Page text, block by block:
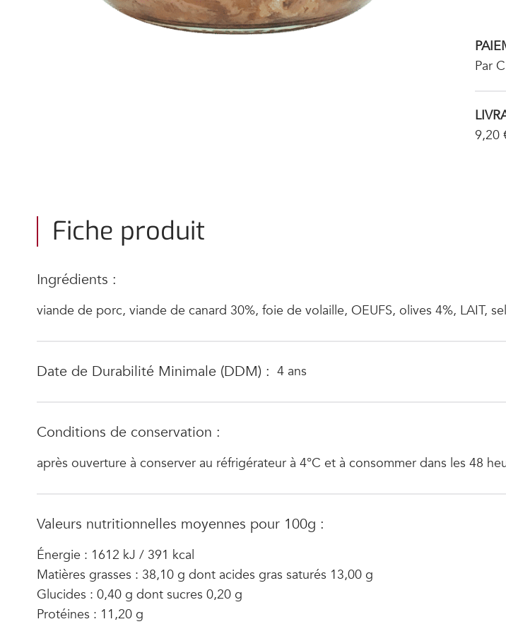
Par
9,20
Fiche produit
Ingrédients :
viande de porc, viande de canard 30%, foie de volaille, OEUFS, olives 4%, LAIT,
Date de Durabilité Minimale (DDM) : 4 ans
Conditions de conservation :
après ouverture à conserver au réfrigérateur à 4°C et à consommer dans les 48
Valeurs nutritionnelles moyennes pour 100g :
Énergie : 1612 kJ / 391 kcal
Matières grasses : 38,10 g dont acides gras saturés 13,00 g
Glucides : 0,40 g dont sucres 0,20 g
Protéines : 11,20 g